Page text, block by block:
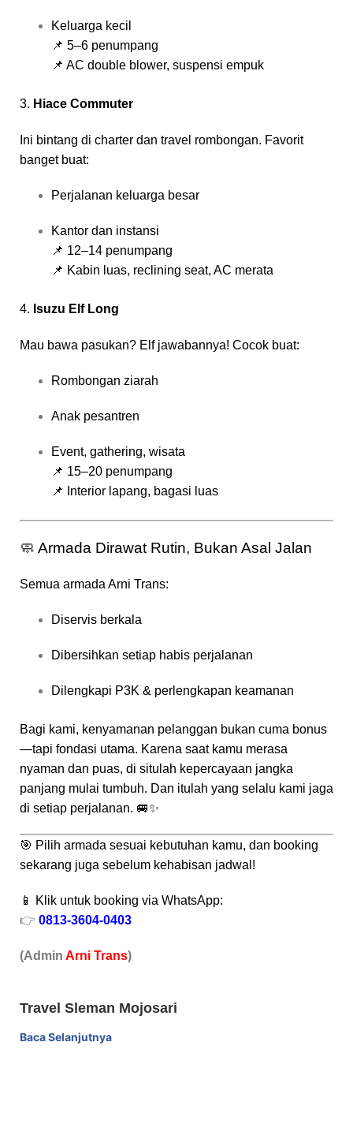
Keluarga kecil
📌 5–6 penumpang
📌 AC double blower, suspensi empuk
3. Hiace Commuter
Ini bintang di charter dan travel rombongan. Favorit
banget buat:
Perjalanan keluarga besar
Kantor dan instansi
📌 12–14 penumpang
📌 Kabin luas, reclining seat, AC merata
4. Isuzu Elf Long
Mau bawa pasukan? Elf jawabannya! Cocok buat:
Rombongan ziarah
Anak pesantren
Event, gathering, wisata
📌 15–20 penumpang
📌 Interior lapang, bagasi luas
🧼 Armada Dirawat Rutin, Bukan Asal Jalan
Semua armada Arni Trans:
Diservis berkala
Dibersihkan setiap habis perjalanan
Dilengkapi P3K & perlengkapan keamanan
Bagi kami, kenyamanan pelanggan bukan cuma bonus
—tapi fondasi utama. Karena saat kamu merasa
nyaman dan puas, di situlah kepercayaan jangka
panjang mulai tumbuh. Dan itulah yang selalu kami jaga
di setiap perjalanan. 🚐✨
🎯 Pilih armada sesuai kebutuhan kamu, dan booking
sekarang juga sebelum kehabisan jadwal!
📱 Klik untuk booking via WhatsApp:
👉 0813-3604-0403
(Admin Arni Trans)
Travel Sleman Mojosari
Baca Selanjutnya